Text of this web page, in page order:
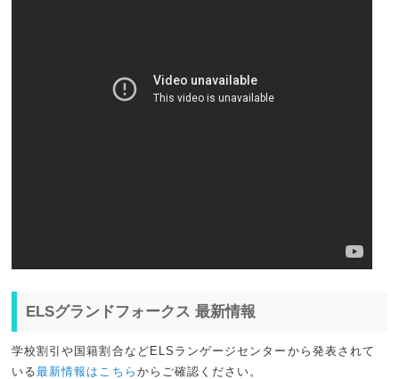
ELSグランドフォークス 最新情報
学校割引や国籍割合などELSランゲージセンターから発表されて
いる最新情報はこちら からご確認ください。